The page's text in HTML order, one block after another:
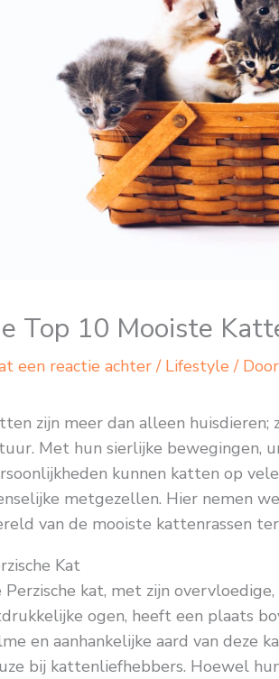
Top 10 Mooiste
een reactie achter / Lifestyle /
zijn meer dan alleen huisdieren;
Met hun sierlijke bewegingen,
kunnen katten op
metgezellen. Hier nemen
van de mooiste kattenrassen
Kat
Perzische kat, met zijn
ogen, heeft een plaats
en aanhankelijke aard van deze
bij kattenliefhebbers. Hoewel